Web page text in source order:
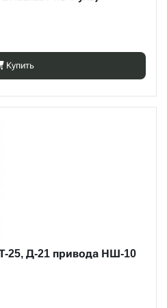
Купить
25, Д-21 привода НШ-10